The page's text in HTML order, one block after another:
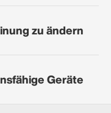
zu ändern
Geräte